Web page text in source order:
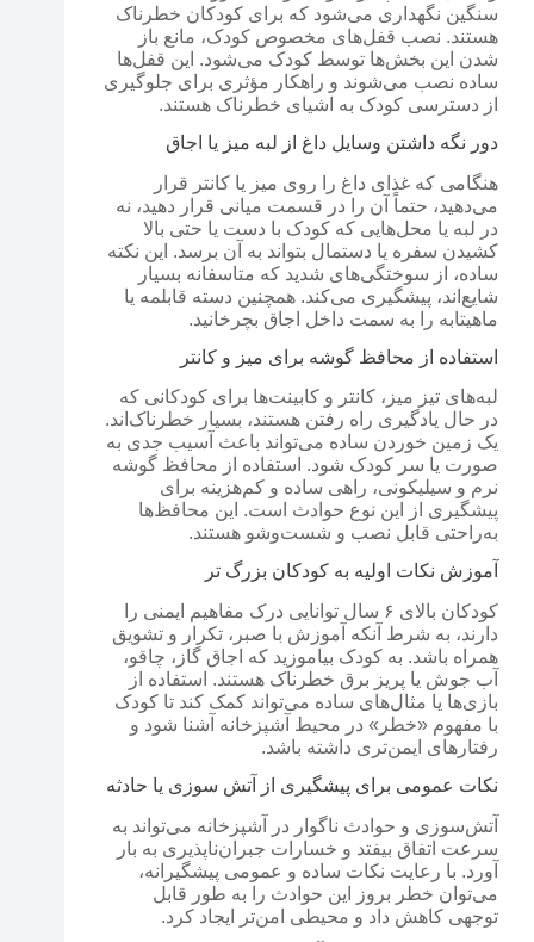
سنگین نگهداری می‌شود که برای کودکان خطرناک
هستند. نصب قفل‌های مخصوص کودک، مانع باز
شدن این بخش‌ها توسط کودک می‌شود. این قفل‌ها
ساده نصب می‌شوند و راهکار مؤثری برای جلوگیری
از دسترسی کودک به اشیای خطرناک هستند.
دور نگه داشتن وسایل داغ از لبه میز یا اجاق
هنگامی که غذای داغ را روی میز یا کانتر قرار
می‌دهید، حتماً آن را در قسمت میانی قرار دهید، نه
در لبه یا محل‌هایی که کودک با دست یا حتی بالا
کشیدن سفره یا دستمال بتواند به آن برسد. این نکته
ساده، از سوختگی‌های شدید که متاسفانه بسیار
شایع‌اند، پیشگیری می‌کند. همچنین دسته قابلمه یا
ماهیتابه را به سمت داخل اجاق بچرخانید.
استفاده از محافظ گوشه برای میز و کانتر
لبه‌های تیز میز، کانتر و کابینت‌ها برای کودکانی که
در حال یادگیری راه رفتن هستند، بسیار خطرناک‌اند.
یک زمین خوردن ساده می‌تواند باعث آسیب جدی به
صورت یا سر کودک شود. استفاده از محافظ گوشه
نرم و سیلیکونی، راهی ساده و کم‌هزینه برای
پیشگیری از این نوع حوادث است. این محافظ‌ها
به‌راحتی قابل نصب و شست‌وشو هستند.
آموزش نکات اولیه به کودکان بزرگ تر
کودکان بالای ۶ سال توانایی درک مفاهیم ایمنی را
دارند، به شرط آنکه آموزش با صبر، تکرار و تشویق
همراه باشد. به کودک بیاموزید که اجاق گاز، چاقو،
آب جوش یا پریز برق خطرناک هستند. استفاده از
بازی‌ها یا مثال‌های ساده می‌تواند کمک کند تا کودک
با مفهوم «خطر» در محیط آشپزخانه آشنا شود و
رفتارهای ایمن‌تری داشته باشد.
نکات عمومی برای پیشگیری از آتش سوزی یا حادثه
آتش‌سوزی و حوادث ناگوار در آشپزخانه می‌تواند به
سرعت اتفاق بیفتد و خسارات جبران‌ناپذیری به بار
آورد. با رعایت نکات ساده و عمومی پیشگیرانه،
می‌توان خطر بروز این حوادث را به طور قابل
توجهی کاهش داد و محیطی امن‌تر ایجاد کرد.